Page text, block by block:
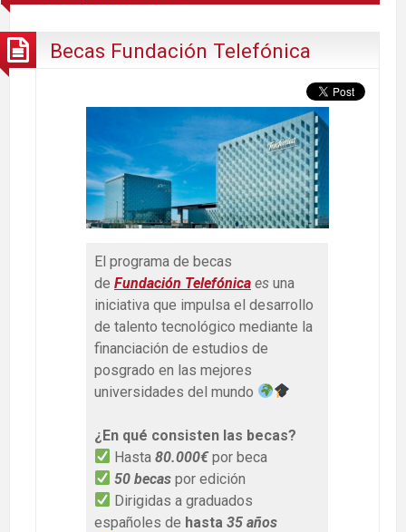
Becas Fundación Telefónica
El programa de becas
de Fundación Telefónica es una
iniciativa que impulsa el desarrollo
de talento tecnológico mediante la
financiación de estudios de
posgrado en las mejores
universidades del mundo
¿En qué consisten las becas?
Hasta80.000€por beca
50 becas por edición
Dirigidas a graduados
españoles de hasta 35 años